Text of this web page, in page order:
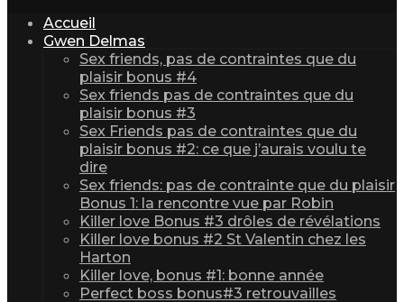
Accueil
Gwen Delmas
Sex friends, pas de contraintes que du
plaisir bonus #4
Sex friends pas de contraintes que du
plaisir bonus #3
Sex Friends pas de contraintes que du
plaisir bonus #2: ce que j’aurais voulu te
dire
Sex friends: pas de contrainte que du plaisir
Bonus 1: la rencontre vue par Robin
Killer love Bonus #3 drôles de révélations
Killer love bonus #2 St Valentin chez les
Harton
Killer love, bonus #1: bonne année
Perfect boss bonus#3 retrouvailles